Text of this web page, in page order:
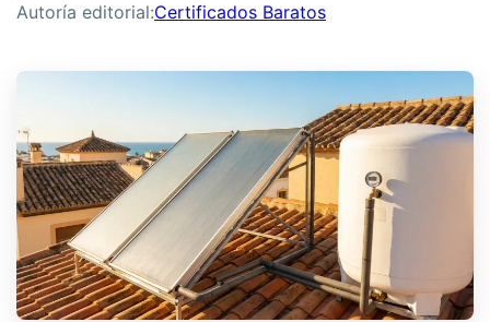
Autoría editorial:Certificados Baratos